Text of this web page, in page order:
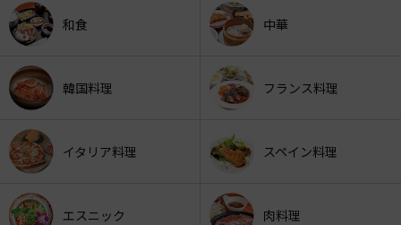
和食 中華
韓国料理 フランス料理
イタリア料理 スペイン料理
エスニック 肉料理